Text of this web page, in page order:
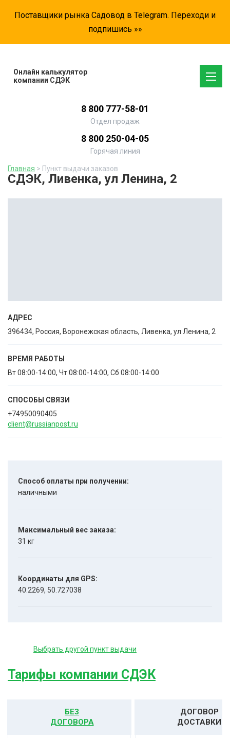
Поставщики рынка Садовод в Telegram. Переходи и
подпишись »»
Онлайн калькулятор
компании СДЭК
8 800 777-58-01
Отдел продаж
8 800 250-04-05
Горячая линия
Главная > Пункт выдачи заказов
СДЭК, Ливенка, ул Ленина, 2
АДРЕС
396434, Россия, Воронежская область, Ливенка, ул Ленина, 2
ВРЕМЯ РАБОТЫ
Вт 08:00-14:00, Чт 08:00-14:00, Сб 08:00-14:00
СПОСОБЫ CВЯЗИ
+74950090405
client@russianpost.ru
Способ оплаты при получении:
наличными
Максимальный вес заказа:
31 кг
Координаты для GPS:
40.2269, 50.727038
Выбрать другой пункт выдачи
Тарифы компании СДЭК
БЕЗ
ДОГОВОРА
ДОГОВОР
ДОСТАВКИ